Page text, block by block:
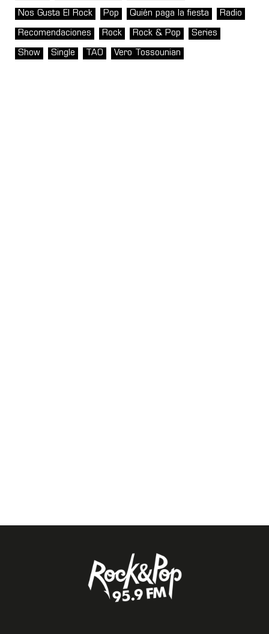
Nos Gusta El Rock Pop Quién paga la fiesta Radio
Recomendaciones Rock Rock & Pop Series
Show Single TAO Vero Tossounian